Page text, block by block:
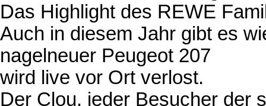
Das Highlight des REWE
Auch in diesem Jahr gibt es
nagelneuer Peugeot 207
wird live vor Ort verlost.
Der Clou, jeder Besucher der